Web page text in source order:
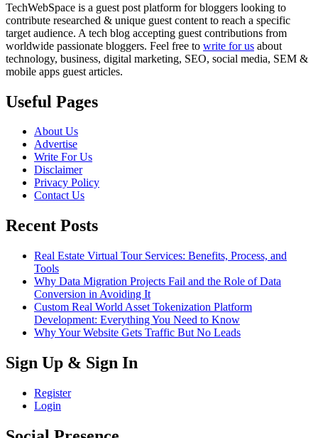
TechWebSpace is a guest post platform for bloggers looking to
contribute researched & unique guest content to reach a specific
target audience. A tech blog accepting guest contributions from
worldwide passionate bloggers. Feel free to write for us about
technology, business, digital marketing, SEO, social media, SEM &
mobile apps guest articles.
Useful Pages
About Us
Advertise
Write For Us
Disclaimer
Privacy Policy
Contact Us
Recent Posts
Real Estate Virtual Tour Services: Benefits, Process, and
Tools
Why Data Migration Projects Fail and the Role of Data
Conversion in Avoiding It
Custom Real World Asset Tokenization Platform
Development: Everything You Need to Know
Why Your Website Gets Traffic But No Leads
Sign Up & Sign In
Register
Login